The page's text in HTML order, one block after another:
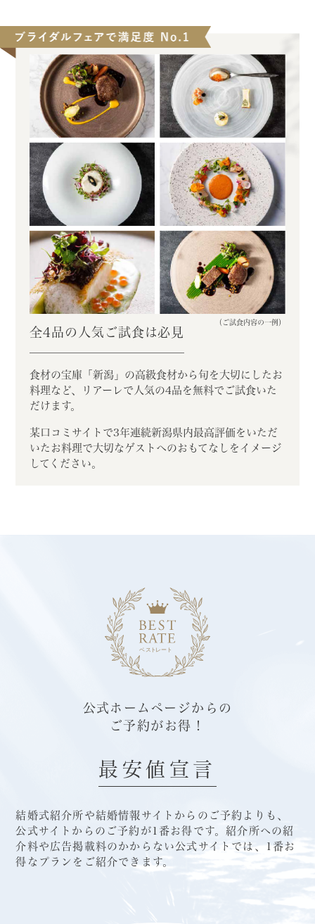
（ご試食内容の一例）
全4品の人気ご試食は必見
食材の宝庫「新潟」の高級食材から 旬を大切にしたお
料理など、リアーレで 人気の4品を無料でご試食いた
だけます。
某口コミサイトで3年連続新潟県内最高評価をいただ
いたお料理で大切なゲストへのおもてなしをイメージ
してください。
公式ホームページからの
ご予約がお得！
最安値宣言
結婚式紹介所や結婚情報サイトからのご予約よりも、
公式サイトからのご予約が1番お得です。紹介所への紹
介料や広告掲載料のかからない公式サイトでは、1番お
得なプランをご紹介できます。